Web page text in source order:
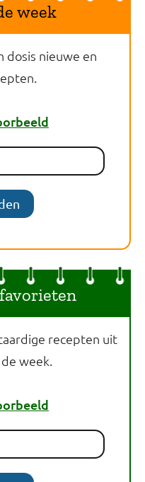
week
dosis nieuwe en
recepten uit
week.